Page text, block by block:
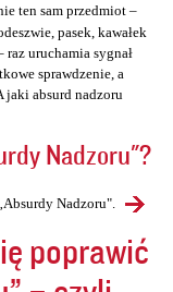
ten sam przedmiot –
pasek, kawałek
uruchamia sygnał
sprawdzenie, a
jaki absurd nadzoru
Nadzoru"?
Nadzoru".
poprawić